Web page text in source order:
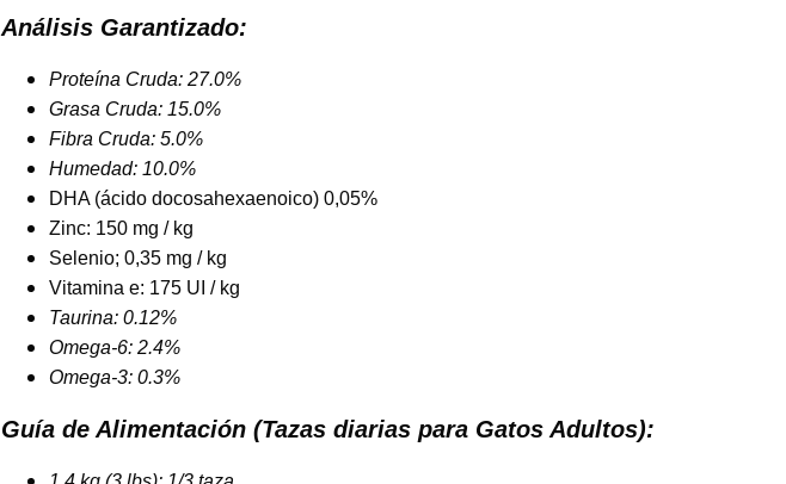
Análisis Garantizado:
Proteína Cruda: 27.0%
Grasa Cruda: 15.0%
Fibra Cruda: 5.0%
Humedad: 10.0%
DHA (ácido docosahexaenoico) 0,05%
Zinc: 150 mg / kg
Selenio; 0,35 mg / kg
Vitamina e: 175 UI / kg
Taurina: 0.12%
Omega-6: 2.4%
Omega-3: 0.3%
Guía de Alimentación (Tazas diarias para Gatos Adultos):